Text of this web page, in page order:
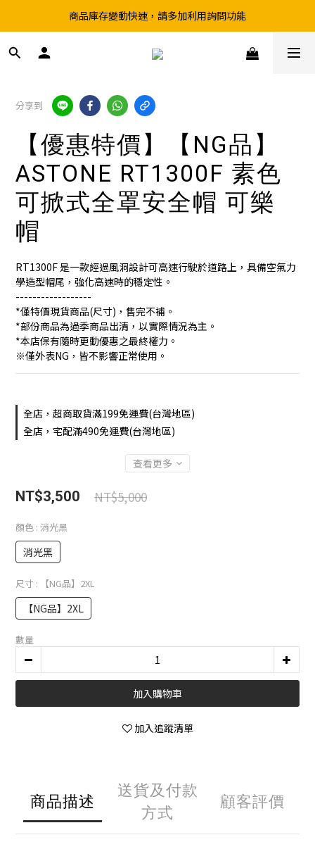
超取滿199、宅配滿490 享免運優惠
商品庫存變動快速，請多加利用詢問功能
分享到
【優惠特價】【NG品】
ASTONE RT1300F 素色
可掀式全罩安全帽 可樂
帽
RT1300F 是一款經過風洞設計可高速行駛於道路上，具備空氣力
學造型帽尾，強化高速時的穩定性。
------------------
*僅特價現貨商品(尺寸)，售完不補。
*部份商品為過季商品出清，以實際情況為主。
*本店保有隨時更動優惠之最終權力。
※僅外表NG，皆不影響正常使用。
全店，超商取貨滿199免運費(台灣地區)
全店，宅配滿490免運費(台灣地區)
查看更多
NT$5,000
NT$3,500
顏色 : 消光黑
消光黑
尺寸 : 【NG品】2XL
【NG品】2XL
數量
加入購物車
加入追蹤清單
商品描述
送貨及付款
方式
顧客評價